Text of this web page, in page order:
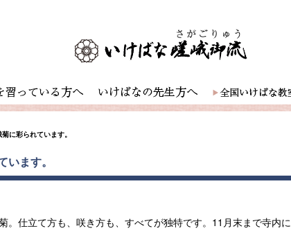
に彩られています。
ます。
。仕立て方も、咲き方も、すべてが独特です。11月末まで寺内に